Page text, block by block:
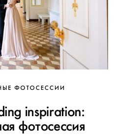
ФОТОСЕССИИ
inspiration:
фотосессия